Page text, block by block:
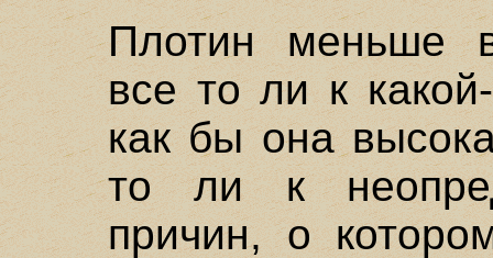
Плотин меньше
все то ли к
как бы она
то ли к
причин, о